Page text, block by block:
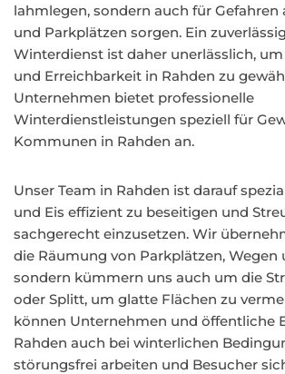
lahmlegen, sondern auch für Gefahren
und Parkplätzen sorgen. Ein
Winterdienst ist daher unerlässlich,
und Erreichbarkeit in Rahden zu
Unternehmen bietet professionelle
Winterdienstleistungen speziell für
Kommunen in Rahden an.
Unser Team in Rahden ist darauf
und Eis effizient zu beseitigen und
sachgerecht einzusetzen. Wir
die Räumung von Parkplätzen, Wegen
sondern kümmern uns auch um die
oder Splitt, um glatte Flächen zu
können Unternehmen und öffentliche
Rahden auch bei winterlichen
störungsfrei arbeiten und Besucher